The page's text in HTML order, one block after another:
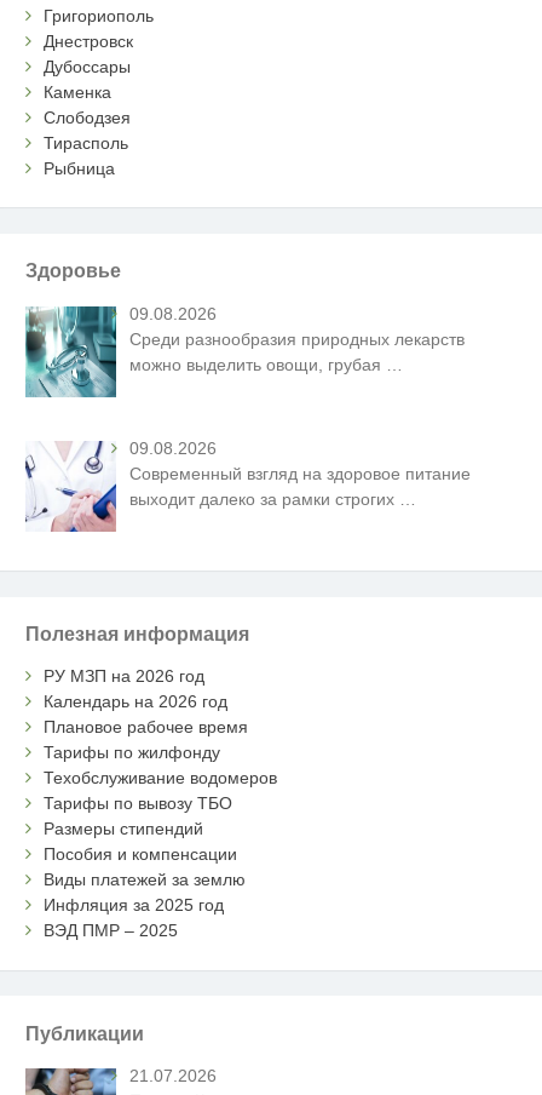
Григориополь
Днестровск
Дубоссары
Каменка
Слободзея
Тирасполь
Рыбница
Здоровье
09.08.2026
Среди разнообразия природных лекарств
можно выделить овощи, грубая
09.08.2026
Современный взгляд на здоровое питание
выходит далеко за рамки строгих
Полезная информация
РУ МЗП на 2026 год
Календарь на 2026 год
Плановое рабочее время
Тарифы по жилфонду
Техобслуживание водомеров
Тарифы по вывозу ТБО
Размеры стипендий
Пособия и компенсации
Виды платежей за землю
Инфляция за 2025 год
ВЭД ПМР – 2025
Публикации
21.07.2026